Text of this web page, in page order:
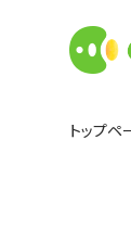
トップペ